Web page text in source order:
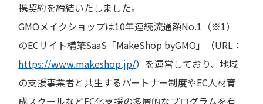
携契約を締結いたしました。
GMOメイクショップは10年連続流通額No.1（※1）
のECサイト構築SaaS「MakeShop byGMO」（URL：
https://www.makeshop.jp/）を運営しており、地域
の支援事業者と共生するパートナー制度やEC人材育
成スクールなどEC化支援の多層的なプログラムを有